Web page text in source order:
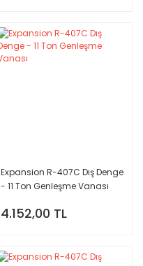
Expansion R-407C Dış Denge
- 11 Ton Genleşme Vanası
4.152,00 TL